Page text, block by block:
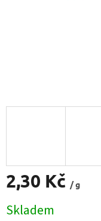
2,30 Kč / g
cena:
Skladem